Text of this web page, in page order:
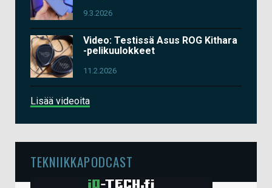
9.3.2026
Video: Testissä Asus ROG Kithara
-pelikuulokkeet
11.2.2026
Lisää videoita
TEKNIIKKAPODCAST